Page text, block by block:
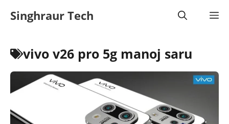
Singhraur Tech
vivo v26 pro 5g manoj saru